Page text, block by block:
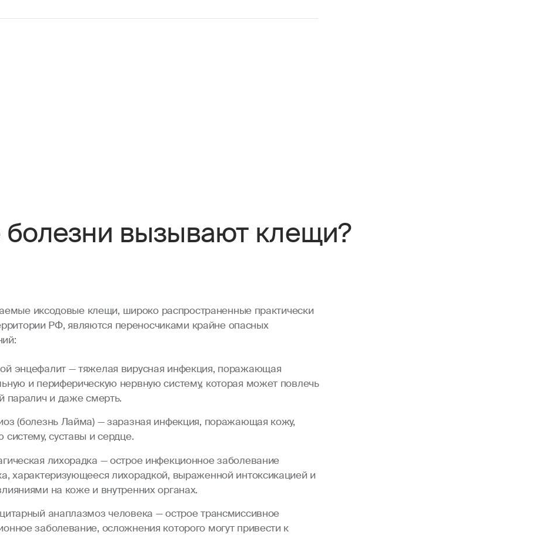
болезни вызывают клещи?
иксодовые клещи, широко распространенные практически
РФ, являются переносчиками крайне опасных
энцефалит — тяжелая вирусная инфекция, поражающая
и периферическую нервную систему, которая может повлечь
паралич и даже смерть.
(болезнь Лайма) — заразная инфекция, поражающая кожу,
систему, суставы и сердце.
лихорадка — острое инфекционное заболевание
характеризующееся лихорадкой, выраженной интоксикацией и
на коже и внутренних органах.
анаплазмоз человека — острое трансмиссивное
заболевание, осложнения которого могут привести к